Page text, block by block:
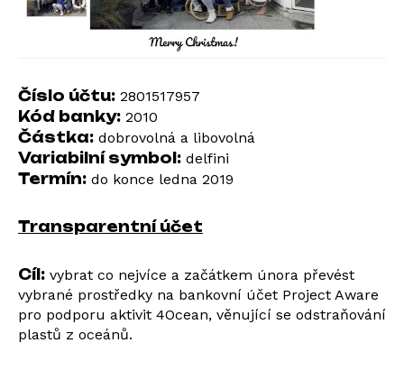
Číslo účtu: 2801517957
Kód banky: 2010
Částka: dobrovolná a libovolná
Variabilní symbol: delfini
Termín: do konce ledna 2019
Transparentní účet
Cíl: vybrat co nejvíce a začátkem února převést
vybrané prostředky na bankovní účet Project Aware
pro podporu aktivit 4Ocean, věnující se odstraňování
plastů z oceánů.